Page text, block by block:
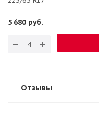
5 680 руб.
Отзывы